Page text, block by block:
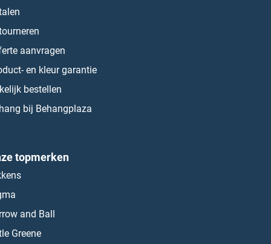
aanvragen
en kleur garantie
bestellen
bij Behangplaza
topmerken
and Ball
Greene